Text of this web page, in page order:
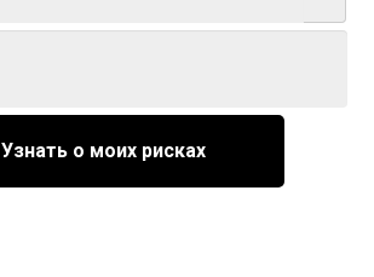
Узнать о моих рисках